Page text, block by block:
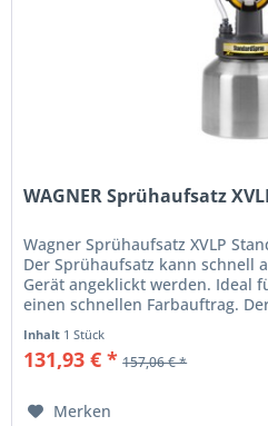
WAGNER Sprühaufsatz
Wagner Sprühaufsatz XVLP
Der Sprühaufsatz kann schnell
Gerät angeklickt werden. Ideal
einen schnellen Farbauftrag.
Inhalt 1 Stück
131,93 € * 157,06 € *
Merken